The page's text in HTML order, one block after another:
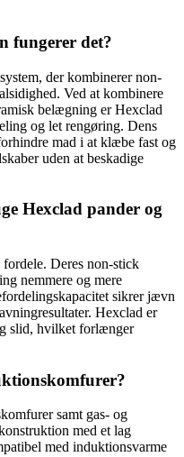
fungerer det?
der kombinerer non-
Ved at kombinere
belægning er Hexclad
og let rengøring. Dens
mad i at klæbe fast og
uden at beskadige
Hexclad pander og
Deres non-stick
nemmere og mere
sikrer jævn
Hexclad er
slid, hvilket forlænger
samt gas- og
med et lag
med induktionsvarme